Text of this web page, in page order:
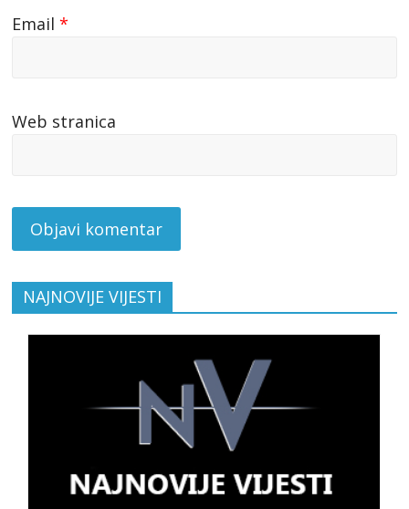
Email*
Web stranica
NAJNOVIJE VIJESTI